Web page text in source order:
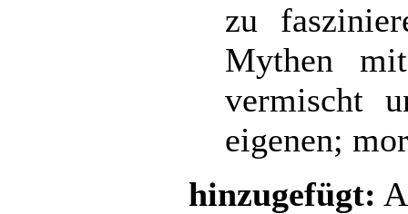
zu
Mythen
vermischt
eigenen;
hinzugefügt: